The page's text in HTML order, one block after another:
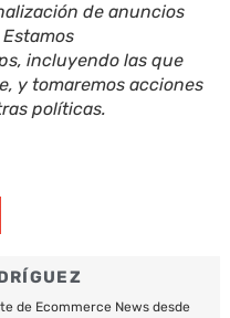
de anuncios
incluyendo las que
y tomaremos acciones
políticas.
de Ecommerce News desde